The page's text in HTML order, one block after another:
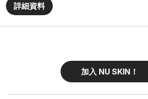
詳細資料
加入 NU SKIN！